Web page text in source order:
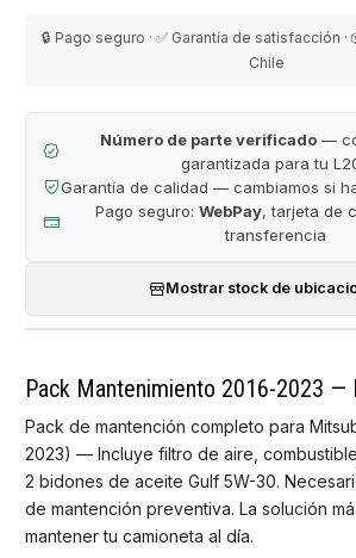
🔒 Pago seguro · ✅ Garantía de satisfacción
Chile
Número de parte verificado —
garantizada para tu
Garantía de calidad — cambiamos si
Pago seguro: WebPay, tarjeta de
transferencia
Mostrar stock de
Pack Mantenimiento 2016-2023 —
Pack de mantención completo para
2023) — Incluye filtro de aire,
2 bidones de aceite Gulf 5W-30.
de mantención preventiva. La solución
mantener tu camioneta al día.